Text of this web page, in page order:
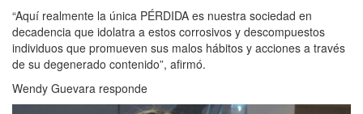
“Aquí realmente la única PÉRDIDA es nuestra sociedad en
decadencia que idolatra a estos corrosivos y descompuestos
individuos que promueven sus malos hábitos y acciones a través
de su degenerado contenido”, afirmó.
Wendy Guevara responde